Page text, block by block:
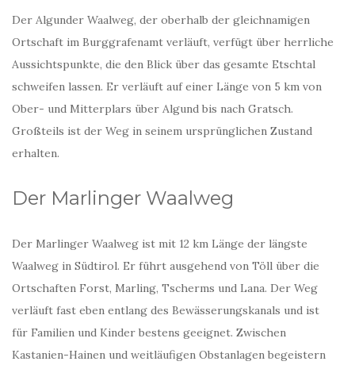
Der Algunder Waalweg, der oberhalb der gleichnamigen
Ortschaft im Burggrafenamt verläuft, verfügt über herrliche
Aussichtspunkte, die den Blick über das gesamte Etschtal
schweifen lassen. Er verläuft auf einer Länge von 5 km von
Ober- und Mitterplars über Algund bis nach Gratsch.
Großteils ist der Weg in seinem ursprünglichen Zustand
erhalten.
Der Marlinger Waalweg
Der Marlinger Waalweg ist mit 12 km Länge der längste
Waalweg in Südtirol. Er führt ausgehend von Töll über die
Ortschaften Forst, Marling, Tscherms und Lana. Der Weg
verläuft fast eben entlang des Bewässerungskanals und ist
für Familien und Kinder bestens geeignet. Zwischen
Kastanien-Hainen und weitläufigen Obstanlagen begeistern